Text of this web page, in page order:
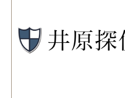
と思います。思い切ってお
願いして良かったです。 こ
の度はありがとうございま